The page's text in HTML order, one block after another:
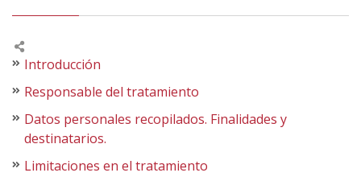
Introducción
Responsable del tratamiento
Datos personales recopilados. Finalidades y
destinatarios.
Limitaciones en el tratamiento